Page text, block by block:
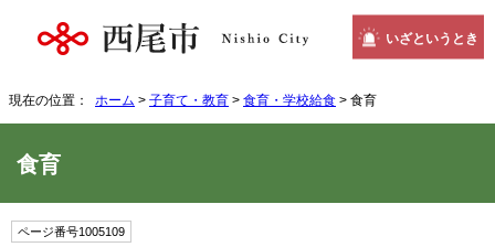
いざというとき
現在の位置： ホーム > 子育て・教育 > 食育・学校給食 > 食育
食育
ページ番号1005109